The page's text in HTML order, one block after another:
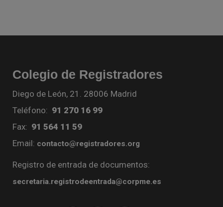
Colegio de Registradores
Diego de León, 21. 28006 Madrid
Teléfono: 91 270 16 99
Fax: 91 564 11 59
Email: contacto@registradores.org
Registro de entrada de documentos:
secretaria.registrodeentrada@corpme.es